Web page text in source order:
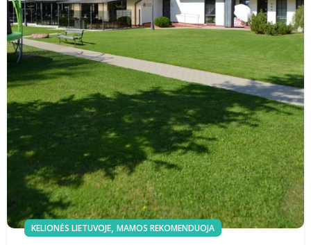
KELIONĖS LIETUVOJE, MAMOS REKOMENDUOJA